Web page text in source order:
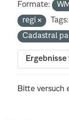
Formate:
regi
Tags:
Cadastral
Bitte versuch